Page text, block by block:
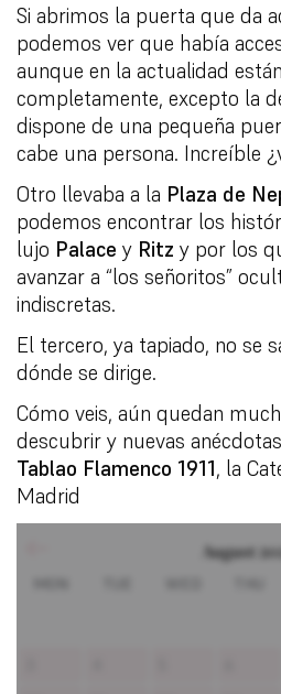
Si abrimos la puerta que da
podemos ver que había
aunque en la actualidad
completamente, excepto la
dispone de una pequeña
cabe una persona. Increíble
Otro llevaba a la Plaza de
podemos encontrar los
lujo Palace y Ritz y por los
avanzar a “los señoritos”
indiscretas.
El tercero, ya tapiado, no se
dónde se dirige.
Cómo veis, aún quedan
descubrir y nuevas
Tablao Flamenco 1911, la
Madrid